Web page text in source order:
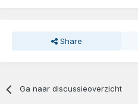
Share
Ga naar discussieoverzicht